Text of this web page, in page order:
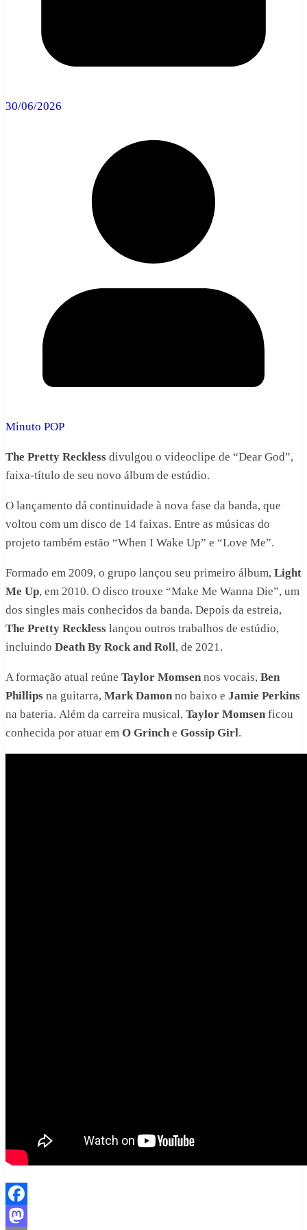
30/06/2026
Minuto POP
The Pretty Reckless divulgou o videoclipe de “Dear God”,
faixa-título de seu novo álbum de estúdio.
O lançamento dá continuidade à nova fase da banda, que
voltou com um disco de 14 faixas. Entre as músicas do
projeto também estão “When I Wake Up” e “Love Me”.
Formado em 2009, o grupo lançou seu primeiro álbum, Light
Me Up, em 2010. O disco trouxe “Make Me Wanna Die”, um
dos singles mais conhecidos da banda. Depois da estreia,
The Pretty Reckless lançou outros trabalhos de estúdio,
incluindo Death By Rock and Roll, de 2021.
A formação atual reúne Taylor Momsen nos vocais, Ben
Phillips na guitarra, Mark Damon no baixo e Jamie Perkins
na bateria. Além da carreira musical, Taylor Momsen ficou
conhecida por atuar em O Grinch e Gossip Girl.
Facebook